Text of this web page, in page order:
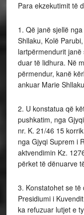
Para ekzekutimit të
1. Që janë sjellë
Shllaku, Kolë
lartpërmendurit
duar të lidhura. Në
përmendur, kanë
ankuar Marie
2. U konstatua që
pushkatim, nga
nr. K. 21/46 15
nga Gjyqi Suprem i
aktvendimin Kz.
përket të dënuarve
3. Konstatohet se
Presidiumi i
ka refuzuar lutjet e